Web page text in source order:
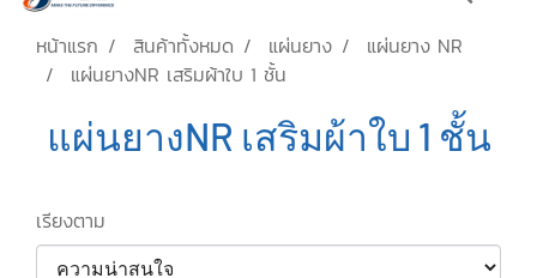
หน้าแรก สินค้าทั้งหมด แผ่นยาง
แผ่นยาง NR
แผ่นยางNR เสริมผ้าใบ 1 ชั้น
แผ่นยางNR เสริมผ้าใบ 1 ชั้น
เรียงตาม